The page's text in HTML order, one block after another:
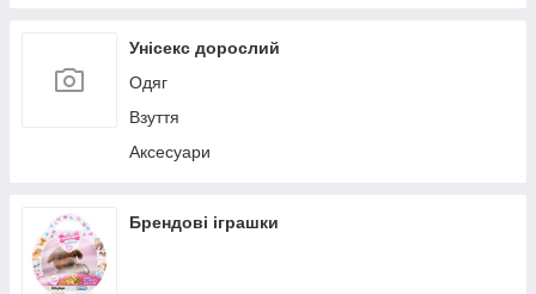
Унісекс дорослий
Одяг
Взуття
Аксесуари
Брендові іграшки